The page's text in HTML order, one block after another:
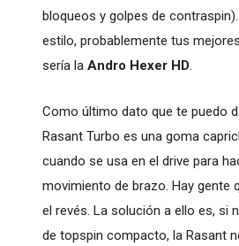
bloqueos y golpes de
estilo, probablemente tus
sería la Andro Hexer HD.
Como último dato que te puedo
Rasant Turbo es una goma
cuando se usa en el drive para
movimiento de brazo. Hay gente
el revés. La solución a ello es, si
de topspin compacto, la Rasant